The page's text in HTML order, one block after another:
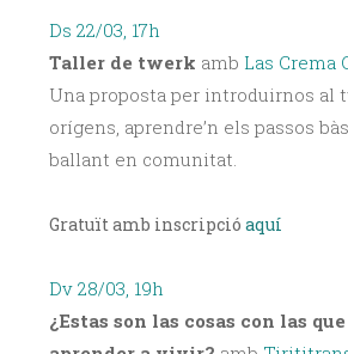
Ds 22/03, 17h
Taller de twerk amb Las Crema
Una proposta per introduir­nos al
orígens, aprendre’n els passos
ballant en comunitat.
Gratuït amb inscripció aquí
Dv 28/03, 19h
¿Estas son las cosas con las que